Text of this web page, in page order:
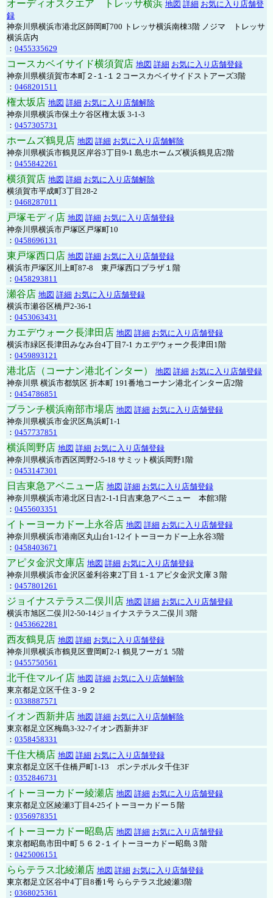
オーディオスクエア トレッサ横浜 地図 詳細 お気に入り店舗登
録
神奈川県横浜市港北区師岡町700 トレッサ横浜南棟3階 ノジマ トレッサ
横浜店内
： 0455335629
コースカベイサイド横須賀店 地図 詳細 お気に入り店舗登録
神奈川県横須賀市本町２-１-１２コースカベイサイドストアーズ3階
： 0468201511
権太坂店 地図 詳細 お気に入り店舗解除
神奈川県横浜市保土ケ谷区権太坂 3-1-3
： 0457305731
ホームズ鶴見店 地図 詳細 お気に入り店舗解除
神奈川県横浜市鶴見区岸谷3丁目9-1 島忠ホームズ横浜鶴見店2階
： 0455842261
横須賀店 地図 詳細 お気に入り店舗解除
横須賀市平成町3丁目28-2
： 0468287011
戸塚モディ店 地図 詳細 お気に入り店舗登録
神奈川県横浜市戸塚区戸塚町10
： 0458696131
東戸塚西口店 地図 詳細 お気に入り店舗登録
横浜市戸塚区川上町87-8 東戸塚西口プラザ１階
： 0458293811
瀬谷店 地図 詳細 お気に入り店舗登録
横浜市瀬谷区橋戸2-36-1
： 0453063431
カエデウォーク長津田店 地図 詳細 お気に入り店舗登録
横浜市緑区長津田みなみ台4丁目7-1 カエデウォーク長津田1階
： 0459893121
港北店（コーナン港北インター） 地図 詳細 お気に入り店舗登録
神奈川県 横浜市都筑区 折本町 191番地コーナン港北インター店2階
： 0454786851
ブランチ横浜南部市場店 地図 詳細 お気に入り店舗登録
神奈川県横浜市金沢区鳥浜町1-1
： 0457737851
横浜岡野店 地図 詳細 お気に入り店舗登録
神奈川県横浜市西区岡野2-5-18 サミット横浜岡野1階
： 0453147301
日吉東急アベニュー店 地図 詳細 お気に入り店舗登録
神奈川県横浜市港北区日吉2-1-1日吉東急アベニュー 本館3階
： 0455603351
イトーヨーカドー上永谷店 地図 詳細 お気に入り店舗登録
神奈川県横浜市港南区丸山台1-12イトーヨーカドー上永谷3階
： 0458403671
アピタ金沢文庫店 地図 詳細 お気に入り店舗登録
神奈川県横浜市金沢区釜利谷東2丁目１-１アピタ金沢文庫３階
： 0457801261
ジョイナステラス二俣川店 地図 詳細 お気に入り店舗登録
横浜市旭区二俣川2-50-14ジョイナステラス二俣川 3階
： 0453662281
西友鶴見店 地図 詳細 お気に入り店舗登録
神奈川県横浜市鶴見区豊岡町2-1 鶴見フーガ１ 5階
： 0455750561
北千住マルイ店 地図 詳細 お気に入り店舗解除
東京都足立区千住３-９２
： 0338887571
イオン西新井店 地図 詳細 お気に入り店舗解除
東京都足立区梅島3-32-7イオン西新井3F
： 0358458331
千住大橋店 地図 詳細 お気に入り店舗登録
東京都足立区千住橋戸町1-13 ポンテポルタ千住3F
： 0352846731
イトーヨーカドー綾瀬店 地図 詳細 お気に入り店舗登録
東京都足立区綾瀬3丁目4-25イトーヨーカドー５階
： 0356978351
イトーヨーカドー昭島店 地図 詳細 お気に入り店舗登録
東京都昭島市田中町５６２-１イトーヨーカドー昭島３階
： 0425006151
ららテラス北綾瀬店 地図 詳細 お気に入り店舗登録
東京都足立区谷中4丁目8番1号 ららテラス北綾瀬3階
： 0368025361